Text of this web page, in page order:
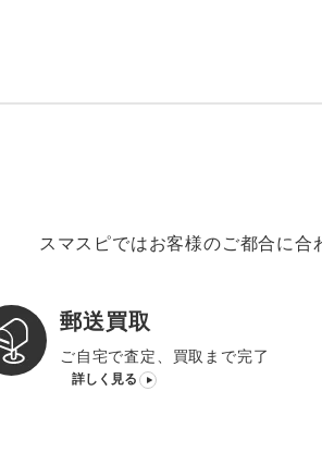
スマスピではお客様のご都合に
郵送買取
ご自宅で査定、買取まで完了
詳しく見る